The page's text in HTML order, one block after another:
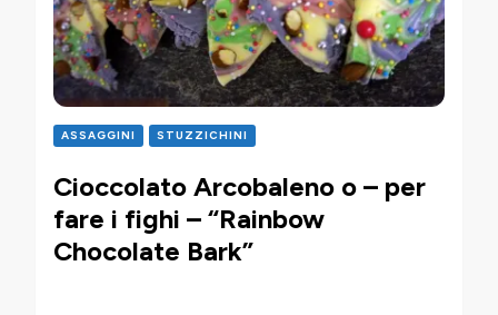
ASSAGGINI STUZZICHINI
Cioccolato Arcobaleno o – per
fare i fighi – “Rainbow
Chocolate Bark”